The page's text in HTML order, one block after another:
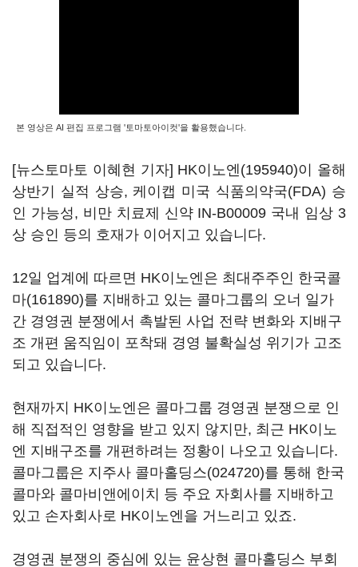
본 영상은 AI 편집 프로그램 '토마토아이컷'을 활용했습니다.
[뉴스토마토 이혜현 기자] HK이노엔(195940)이 올해
상반기 실적 상승, 케이캡 미국 식품의약국(FDA) 승
인 가능성, 비만 치료제 신약 IN-B00009 국내 임상 3
상 승인 등의 호재가 이어지고 있습니다.
12일 업계에 따르면 HK이노엔은 최대주주인 한국콜
마(161890)를 지배하고 있는 콜마그룹의 오너 일가
간 경영권 분쟁에서 촉발된 사업 전략 변화와 지배구
조 개편 움직임이 포착돼 경영 불확실성 위기가 고조
되고 있습니다.
현재까지 HK이노엔은 콜마그룹 경영권 분쟁으로 인
해 직접적인 영향을 받고 있지 않지만, 최근 HK이노
엔 지배구조를 개편하려는 정황이 나오고 있습니다.
콜마그룹은 지주사 콜마홀딩스(024720)를 통해 한국
콜마와 콜마비앤에이치 등 주요 자회사를 지배하고
있고 손자회사로 HK이노엔을 거느리고 있죠.
경영권 분쟁의 중심에 있는 윤상현 콜마홀딩스 부회